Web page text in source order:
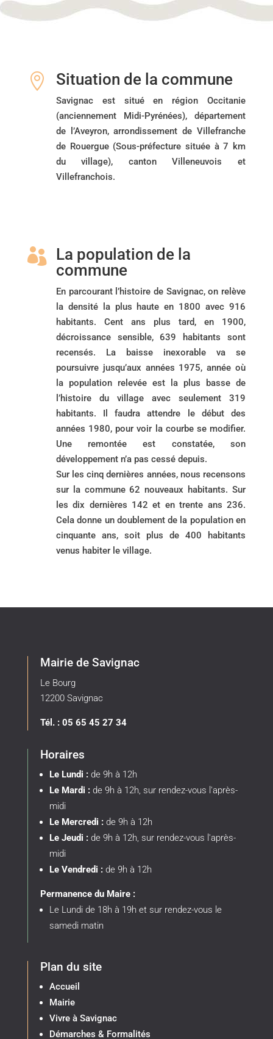
 Situation de la commune
Savignac est situé en région Occitanie
(anciennement Midi-Pyrénées), département
de l’Aveyron, arrondissement de Villefranche
de Rouergue (Sous-préfecture située à 7 km
du village), canton Villeneuvois et
Villefranchois.
 La population de la
commune
En parcourant l’histoire de Savignac, on relève
la densité la plus haute en 1800 avec 916
habitants. Cent ans plus tard, en 1900,
décroissance sensible, 639 habitants sont
recensés. La baisse inexorable va se
poursuivre jusqu’aux années 1975, année où
la population relevée est la plus basse de
l’histoire du village avec seulement 319
habitants. Il faudra attendre le début des
années 1980, pour voir la courbe se modifier.
Une remontée est constatée, son
développement n’a pas cessé depuis.
Sur les cinq dernières années, nous recensons
sur la commune 62 nouveaux habitants. Sur
les dix dernières 142 et en trente ans 236.
Cela donne un doublement de la population en
cinquante ans, soit plus de 400 habitants
venus habiter le village.
Mairie de Savignac
Le Bourg
12200 Savignac
Tél. : 05 65 45 27 34
Horaires
Le Lundi :de 9h à 12h
Le Mardi :de 9h à 12h, sur rendez-vous l'après-
midi
Le Mercredi :de 9h à 12h
Le Jeudi :de 9h à 12h, sur rendez-vous l'après-
midi
Le Vendredi :de 9h à 12h
Permanence du Maire :
Le Lundi de 18h à 19h et sur rendez-vous le
samedi matin
Plan du site
Accueil
Mairie
Vivre à Savignac
Démarches & Formalités